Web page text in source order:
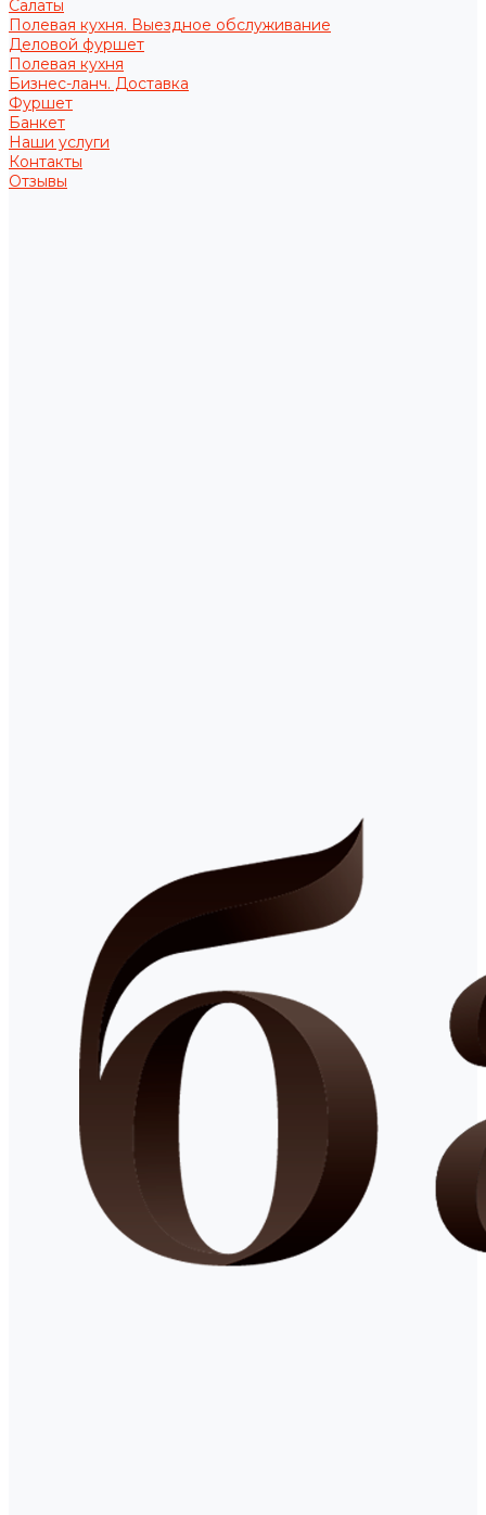
Салаты
Полевая кухня. Выездное обслуживание
Деловой фуршет
Полевая кухня
Бизнес-ланч. Доставка
Фуршет
Банкет
Наши услуги
Контакты
Отзывы